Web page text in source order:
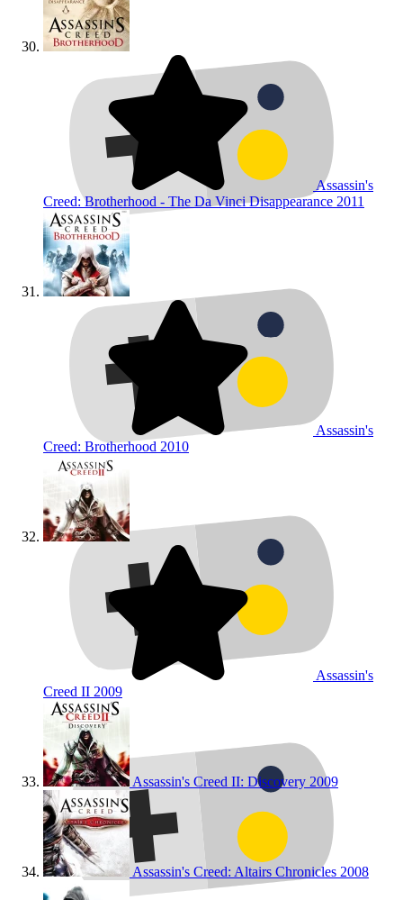
Assassin's
Creed: Brotherhood - The Da Vinci Disappearance 2011
Assassin's
Creed: Brotherhood 2010
Assassin's
Creed II 2009
Assassin's Creed II: Discovery 2009
Assassin's Creed: Altairs Chronicles 2008